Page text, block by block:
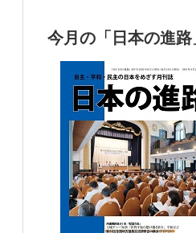
今月の「日本の進路